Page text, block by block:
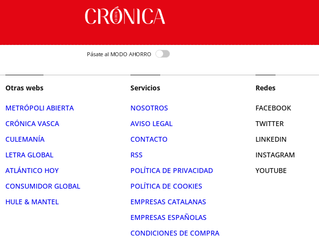
Pásate al MODO AHORRO
Otras webs
METRÓPOLI ABIERTA
CRÓNICA VASCA
CULEMANÍA
LETRA GLOBAL
ATLÁNTICO HOY
CONSUMIDOR GLOBAL
HULE & MANTEL
Servicios
NOSOTROS
AVISO LEGAL
CONTACTO
RSS
POLÍTICA DE PRIVACIDAD
POLÍTICA DE COOKIES
EMPRESAS CATALANAS
EMPRESAS ESPAÑOLAS
CONDICIONES DE COMPRA
Redes
FACEBOOK
TWITTER
LINKEDIN
INSTAGRAM
YOUTUBE